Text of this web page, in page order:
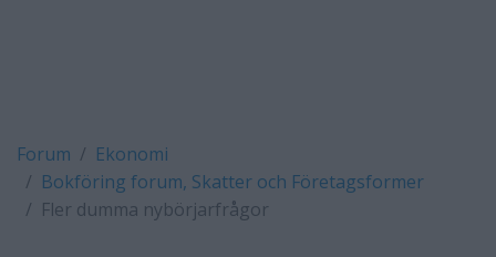
Forum
Ekonomi
Bokföring forum, Skatter och Företagsformer
Fler dumma nybörjarfrågor